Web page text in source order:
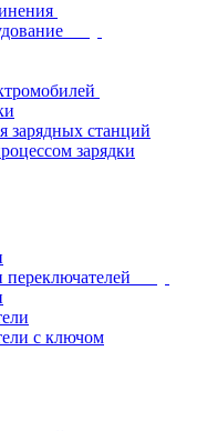
зарядных станций
зарядки
с ключом